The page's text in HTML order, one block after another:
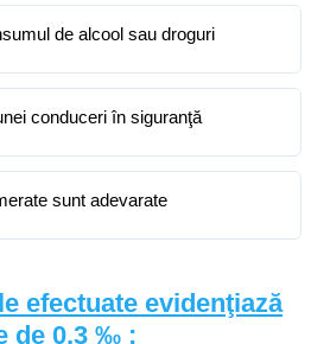
de alcool sau droguri
conduceri în siguranţă
sunt adevarate
efectuate evidenţiază
de 0,3 ‰ :